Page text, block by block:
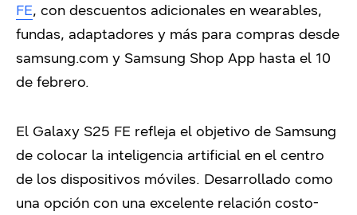
FE, con descuentos adicionales en wearables,
fundas, adaptadores y más para compras desde
samsung.com y Samsung Shop App hasta el 10
de febrero.
El Galaxy S25 FE refleja el objetivo de Samsung
de colocar la inteligencia artificial en el centro
de los dispositivos móviles. Desarrollado como
una opción con una excelente relación costo-